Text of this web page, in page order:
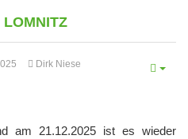
Dirk Niese
am 21.12.2025 ist es wieder